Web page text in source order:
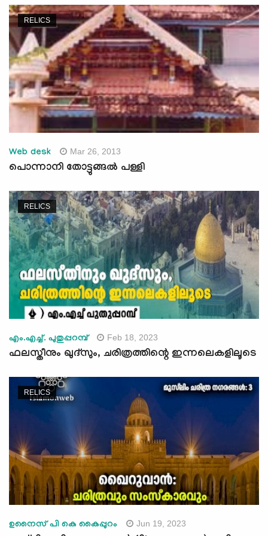
RELICS
Web desk Mar 26, 2013
പൊന്നാനി തോട്ടുങ്ങല്‍ പള്ളി
RELICS
എം.എച്ച്. പുതുപ്പറമ്പ് Feb 18, 2023
ഫലസ്തീനും ഖുദ്സും, ചരിത്രത്തിന്റെ ഇന്നലെകളിലൂടെ
RELICS
ഉനൈസ് പി കെ കൈപ്പുറം Jun 19, 2023